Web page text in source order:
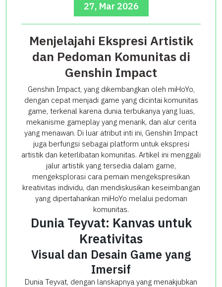
27, Mar 2026
Menjelajahi Ekspresi Artistik
dan Pedoman Komunitas di
Genshin Impact
Genshin Impact, yang dikembangkan oleh miHoYo,
dengan cepat menjadi game yang dicintai komunitas
game, terkenal karena dunia terbukanya yang luas,
mekanisme gameplay yang menarik, dan alur cerita
yang menawan. Di luar atribut inti ini, Genshin Impact
juga berfungsi sebagai platform untuk ekspresi
artistik dan keterlibatan komunitas. Artikel ini menggali
jalur artistik yang tersedia dalam game,
mengeksplorasi cara pemain mengekspresikan
kreativitas individu, dan mendiskusikan keseimbangan
yang dipertahankan miHoYo melalui pedoman
komunitas.
Dunia Teyvat: Kanvas untuk
Kreativitas
Visual dan Desain Game yang
Imersif
Dunia Teyvat, dengan lanskapnya yang menakjubkan